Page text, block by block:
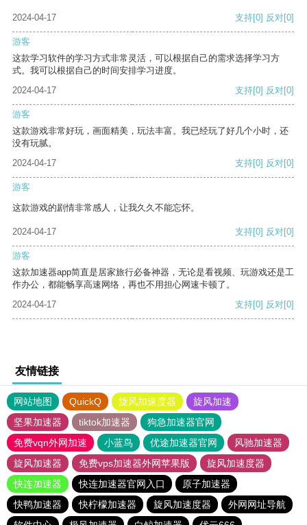
2024-04-17 支持[0] 反对[0]
游客
这款学习软件的学习方式非常灵活，可以根据自己的需求选择学习方
式。我可以根据自己的时间安排学习进度。
2024-04-17
支持[0] 反对[0]
游客
这款游戏非常好玩，画面精美，玩法丰富。我已经玩了好几个小时，还
没有玩腻。
2024-04-17
支持[0] 反对[0]
游客
这款游戏的剧情非常感人，让我久久不能忘怀。
2024-04-17 支持[0] 反对[0]
游客
这款加速器app简直是居家旅行必备神器，无论是看视频、玩游戏还是工
作办公，都能畅享高速网络，再也不用担心网速卡顿了。
2024-04-17
支持[0] 反对[0]
友情链接
网站地图 QuickQ 旋风加速度器
旋风加速
坚果加速器
tiktok加速器
狗急加速器官网
免费vqn外网加速
小蓝鸟 优途加速器官网
风驰加速器
旋风加速器
免费vps加速器外网苹果版
旋风加速度器
快连加速器
快连加速器官网入口
原子加速器
快鸭加速器
快柠檬加速器 旋风加速度器
外网网址导航